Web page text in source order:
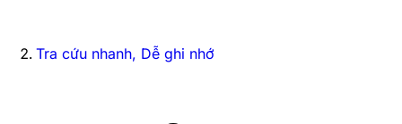
Tra cứu nhanh, Dễ ghi nhớ